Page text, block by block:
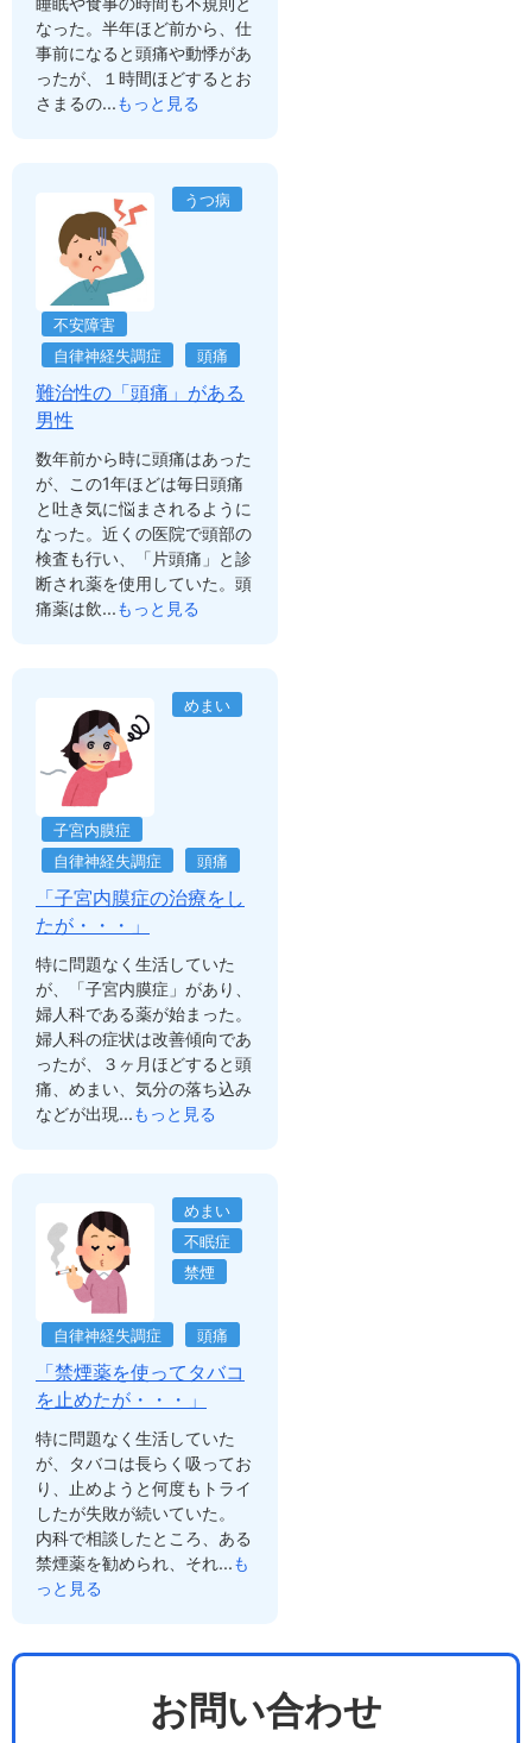
なった。半年ほど前から、仕
事前になると頭痛や動悸があ
ったが、１時間ほどするとお
さまるの...もっと見る
うつ病
不安障害
自律神経失調症
頭痛
難治性の「頭痛」がある
男性
数年前から時に頭痛はあった
が、この1年ほどは毎日頭痛
と吐き気に悩まされるように
なった。近くの医院で頭部の
検査も行い、「片頭痛」と診
断され薬を使用していた。頭
痛薬は飲...もっと見る
めまい
子宮内膜症
自律神経失調症
頭痛
「子宮内膜症の治療をし
たが・・・」
特に問題なく生活していた
が、「子宮内膜症」があり、
婦人科である薬が始まった。
婦人科の症状は改善傾向であ
ったが、３ヶ月ほどすると頭
痛、めまい、気分の落ち込み
などが出現...もっと見る
めまい
不眠症
禁煙
自律神経失調症 頭痛
「禁煙薬を使ってタバコ
を止めたが・・・」
特に問題なく生活していた
が、タバコは長らく吸ってお
り、止めようと何度もトライ
したが失敗が続いていた。
内科で相談したところ、ある
禁煙薬を勧められ、それ...も
っと見る
お問い合わせ